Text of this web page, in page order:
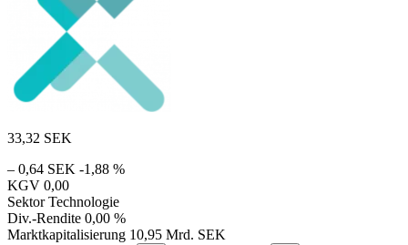
33,32 SEK
– 0,64 SEK -1,88 %
KGV 0,00
Sektor Technologie
Div.-Rendite 0,00 %
Marktkapitalisierung 10,95 Mrd. SEK